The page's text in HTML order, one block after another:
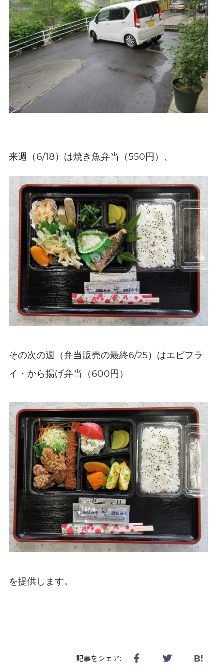
来週（6/18）は焼き魚弁当（550円）、
その次の週（弁当販売の最終6/25）はエビフラ
イ・から揚げ弁当（600円）
を提供します。
記事をシェア: B!